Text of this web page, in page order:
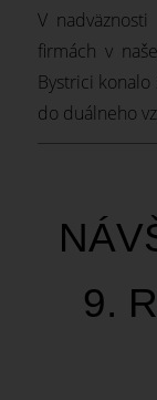
V
firmách v
Bystrici
do duálneho
9.